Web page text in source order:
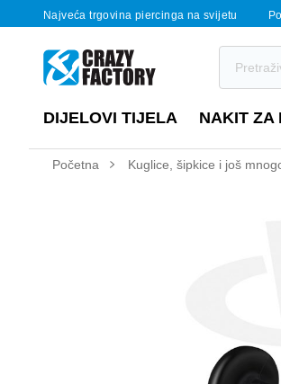
Najveća trgovina piercinga na svijetu
DIJELOVI TIJELA NAKIT ZA
Početna Kuglice, šipkice i još